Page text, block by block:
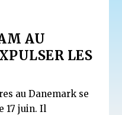
AU
LES
au Danemark se
17 juin. Il